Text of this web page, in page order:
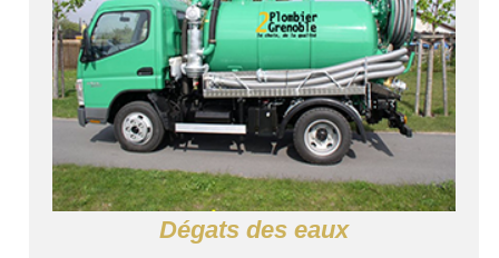
Dégats des eaux